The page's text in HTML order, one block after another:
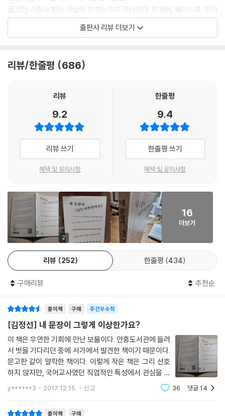
글 쓰는 사람과 읽는 사람의 경계는 이미 무너졌다. 트위터, 페이스북, 인터
넷 블로그 등에는 일반인의 개성 있고 재밌는 글이 넘쳐난다. 글쓰기 능력
이 스펙으로 여겨지면서 관련 서적이나 학원을 찾는 사람까지 있을 정도
사람들은 이렇게 다양한 수단과 방법을 사용해서 글을 쓴다. 글을 쓴 다음
보고 말들이 많다. 내가 보기엔 멀쩡하기만 한데, 도대체 무엇이 문제인 걸
어색한 문장을 살짝만 다듬어도 글이 훨씬 보기 좋고 우리말다운 문장으로
바꾸는 비결이 있다. 20년 넘도록 단행본 교정 교열 작업을 해 온 저자 김
정선이 그 비결을 공개한다. 저자는 자신이 오래도록 작업해 온 숱한 원고
들에서 공통으로 발견되는 어색한 문장의 전형을 추려서 뽑고, 문장을 이
되는지 요령 있게 정리해 냈다.
교정의 숙수에게 배우는 내 문장 요리법
저자는 머리말에서 이 책을 쓴 이유를 다음과 같이 적었다.
“문장을 다듬는 일에 무슨 법칙이나 원칙 같은 게 있는 것처럼 말할 수는
때 염두에 두는 원칙이라고는, ‘문장은 누가 쓰든 왼쪽에서 오른쪽으로, 위
지도 않고. 그렇다고 주먹구구식으로 일하는 건 아니다. 내 마음에 들고 안
들고를 기준 삼아 남의 문장을 손보는 것도 물론 아니다. 문장 안에 반복적
으로 등장하면서 문장을 어색하게 만드는 표현들은, 오답 노트까지는 아니
어도 주의해야 할 표현 목록쯤으로 만들 수 있다. 바로 그 주의해야 할 표현
목록을 이 책에 담았다.“
전작 『동사의 맛』에서 유용한 우리말 지식과 이야기를 버무리는 새로운 형
로 활용했다. 이번에는 어색한 문장을 다듬는 비법을 다루는 우리말 지식
출판사 리뷰 더보기
리뷰/한줄평 686
리뷰
9.2
리뷰 쓰기
혜택 및 유의사항
한줄평
9.4
한줄평 쓰기
혜택 및 유의사항
2
16
더보기
리뷰 252 한줄평 434
구매리뷰 추천순
종이책 구매 주간우수작
[김정선] 내 문장이 그렇게 이상한가요?
이 책은 우연한 기회에 만난 보물이다. 안흥도서관에 들려
서 벗을 기다리던 중에 서가에서 발견한 책이기 때문이다.
문고판 같이 얄팍한 책이다. 이렇게 작은 책은 그리 선호
하지 않지만, 국어교사였던 직업적인 특성에서 관심을 느
꼈고, 분량이 많지 않으니 잠시 살피기에는 부담이 없을
듯했다. 10여 분 동안 책장을 넘기는 동안 무언가 와 닿는
y******3 2017.12.15. 신고 36 댓글14
종이책 구매